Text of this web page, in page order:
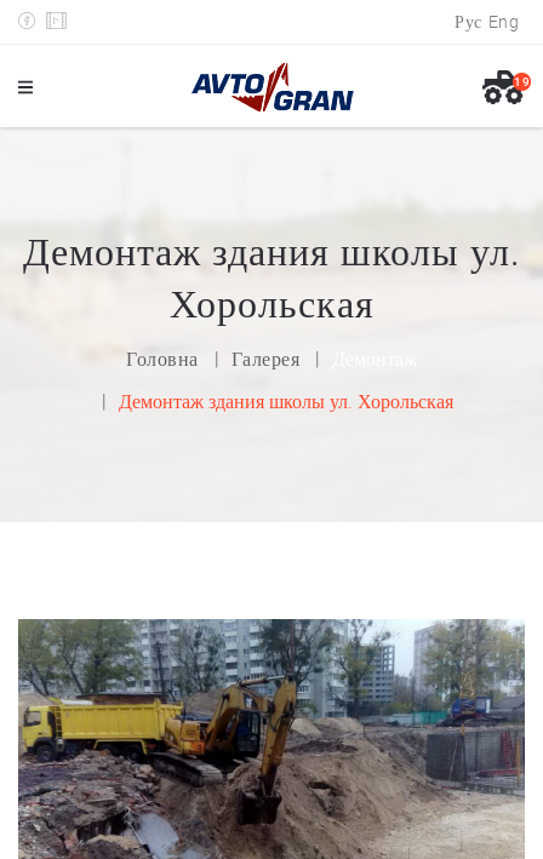
Рус Eng
19
Демонтаж здания школы ул.
Хорольская
Головна Галерея
Демонтаж здания школы ул. Хорольская